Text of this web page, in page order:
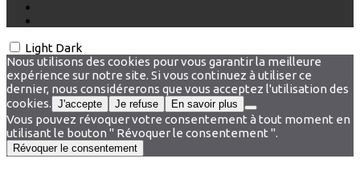
Light Dark
Nous utilisons des cookies pour vous garantir la meilleure
expérience sur notre site. Si vous continuez à utiliser ce
dernier, nous considérerons que vous acceptez l'utilisation des
cookies. J'accepte Je refuse En savoir plus
Vous pouvez révoquer votre consentement à tout moment en
utilisant le bouton " Révoquer le consentement ".
Révoquer le consentement